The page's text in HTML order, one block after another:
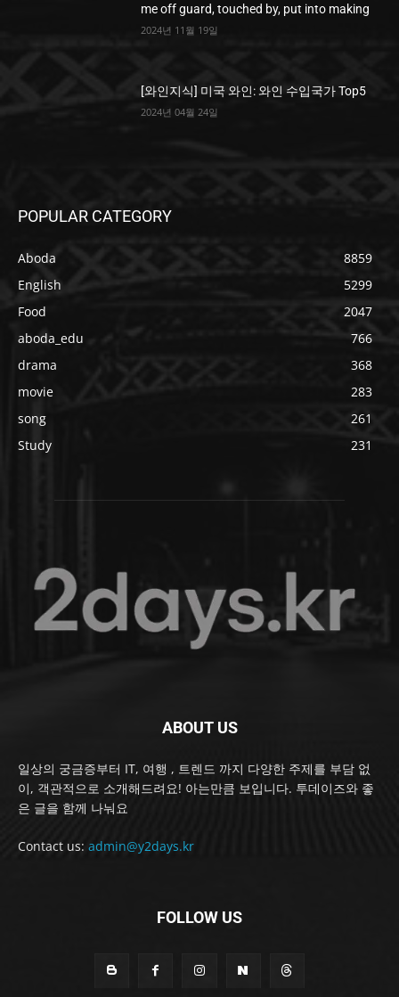
me off guard, touched by, put into making
2024년 11월 19일
[와인지식] 미국 와인: 와인 수입국가 Top5
2024년 04월 24일
POPULAR CATEGORY
Aboda
8859
English
5299
Food
2047
aboda_edu
766
drama
368
movie
283
song
261
Study
231
ABOUT US
일상의 궁금증부터 IT, 여행 , 트렌드 까지 다양한 주제를 부담 없
이, 객관적으로 소개해드려요! 아는만큼 보입니다. 투데이즈와 좋
은 글을 함께 나눠요
Contact us: admin@y2days.kr
FOLLOW US